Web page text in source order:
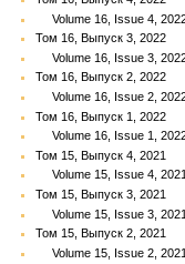
Volume 16, Issue 4,
Том 16, Выпуск 3, 2022
Volume 16, Issue 3,
Том 16, Выпуск 2, 2022
Volume 16, Issue 2,
Том 16, Выпуск 1, 2022
Volume 16, Issue 1,
Том 15, Выпуск 4, 2021
Volume 15, Issue 4, 2021
Том 15, Выпуск 3, 2021
Volume 15, Issue 3, 2021
Том 15, Выпуск 2, 2021
Volume 15, Issue 2, 2021